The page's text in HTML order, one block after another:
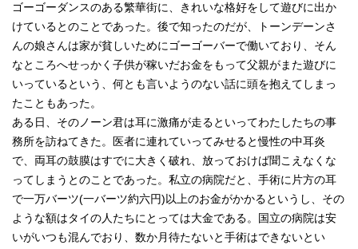
ゴーゴーダンスのある繁華街に、きれいな格好をして遊びに出か
けているとのことであった。後で知ったのだが、トーンデーンさ
んの娘さんは家が貧しいためにゴーゴーバーで働いており、そん
なところへせっかく子供が稼いだお金をもって父親がまた遊びに
いっているという、何とも言いようのない話に頭を抱えてしまっ
たこともあった。
ある日、そのノーン君は耳に激痛が走るといってわたしたちの事
務所を訪ねてきた。医者に連れていってみせると慢性の中耳炎
で、両耳の鼓膜はすでに大きく破れ、放っておけば聞こえなくな
ってしまうとのことであった。私立の病院だと、手術に片方の耳
で一万バーツ(一バーツ約六円)以上のお金がかかるというし、その
ような額はタイの人たちにとっては大金である。国立の病院は安
いがいつも混んでおり、数か月待たないと手術はできないとい